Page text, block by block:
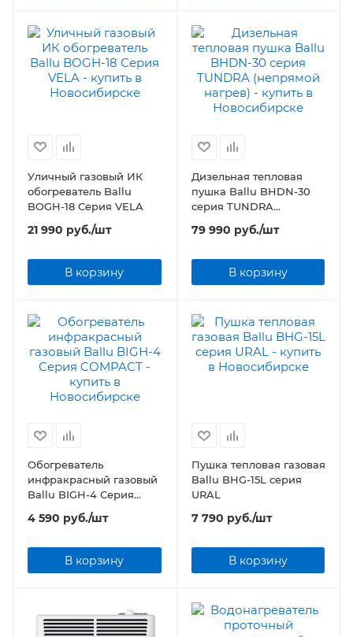
Уличный газовый ИК
обогреватель Ballu
BOGH-18 Серия VELA
21 990 руб./шт
В корзину
Дизельная тепловая
пушка Ballu BHDN-30
серия TUNDRA
(непрямой нагрев)
79 990 руб./шт
В корзину
Обогреватель
инфракрасный газовый
Ballu BIGH-4 Серия
4 590 руб./шт
В корзину
Пушка тепловая газовая
Ballu BHG-15L серия
URAL
7 790 руб./шт
В корзину